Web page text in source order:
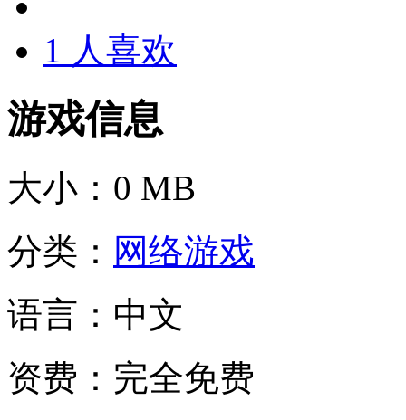
1 人喜欢
游戏信息
大小： 0 MB
分类： 网络游戏
语言： 中文
资费： 完全免费